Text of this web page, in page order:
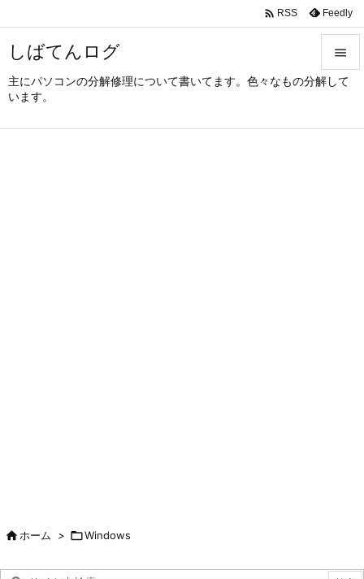
しばてんログ
主にパソコンの分解修理について書いてます。色々なもの分解して
います。



 RSS Feedly
ホーム > Windows